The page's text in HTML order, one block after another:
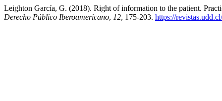
Leighton García, G. (2018). Right of information to the patient.
Derecho Público Iberoamericano, 12, 175-203. https://